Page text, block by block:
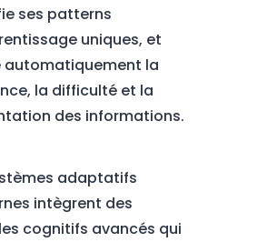
ses patterns
uniques, et
automatiquement la
la difficulté et la
des informations.
adaptatifs
intègrent des
cognitifs avancés qui